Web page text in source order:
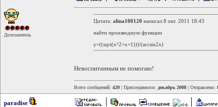
Долгожитель
Цитата: alina100120 написал 8 окт. 2011 18:43
найти производную функции
y=((sqrt(x^2+x+1)))/(arcsin2x)
Невоспитанным не помогаю!
Всего сообщений: 420 | Присоединился: декабрь 2008 | Отправлено:
paradise